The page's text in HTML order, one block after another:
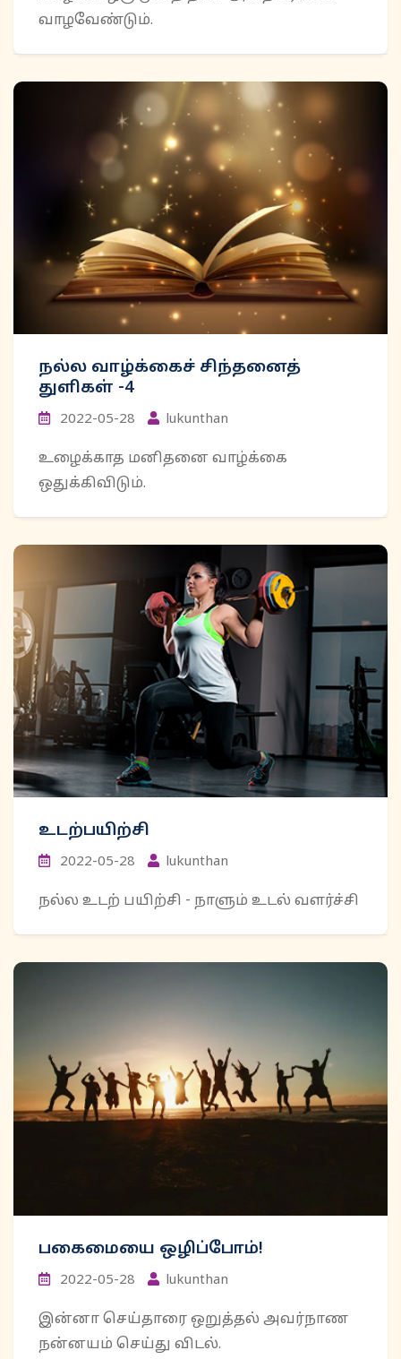
வாழவேண்டும்.
நல்ல வாழ்க்கைச் சிந்தனைத்
துளிகள் -4
2022-05-28 lukunthan
உழைக்காத மனிதனை வாழ்க்கை
ஒதுக்கிவிடும்.
உடற்பயிற்சி
2022-05-28 lukunthan
நல்ல உடற் பயிற்சி - நாளும் உடல் வளர்ச்சி
பகைமையை ஒழிப்போம்!
2022-05-28 lukunthan
இன்னா செய்தாரை ஒறுத்தல் அவர்நாண
நன்னயம் செய்து விடல்.